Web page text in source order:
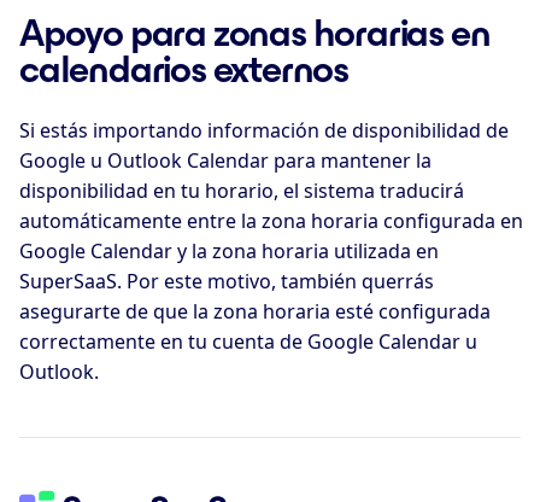
Apoyo para zonas horarias en
calendarios externos
Si estás importando información de disponibilidad de
Google u Outlook Calendar para mantener la
disponibilidad en tu horario, el sistema traducirá
automáticamente entre la zona horaria configurada en
Google Calendar y la zona horaria utilizada en
SuperSaaS. Por este motivo, también querrás
asegurarte de que la zona horaria esté configurada
correctamente en tu cuenta de Google Calendar u
Outlook.